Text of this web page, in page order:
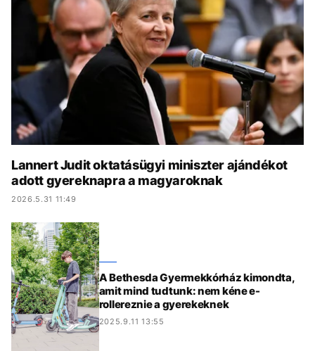
KÖZÉLET UTAZÁS
ÉLETMÓD DESIGN
BESZÉLGETÉSEK ARCOK
TÖRTÉNETEK
GASZTRO
Lannert Judit oktatásügyi miniszter ajándékot
adott gyereknapra a magyaroknak
2026.5.31 11:49
A Bethesda Gyermekkórház kimondta,
amit mind tudtunk: nem kéne e-
rollereznie a gyerekeknek
2025.9.11 13:55